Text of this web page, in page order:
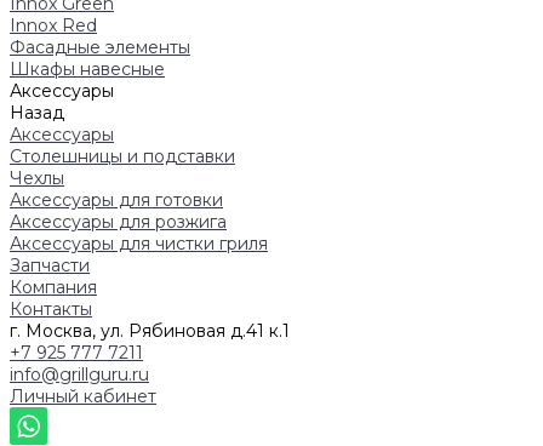
Innox Red
Фасадные элементы
Шкафы навесные
Аксессуары
Назад
Аксессуары
Столешницы и подставки
Чехлы
Аксессуары для готовки
Аксессуары для розжига
Аксессуары для чистки гриля
Запчасти
Компания
Контакты
г. Москва, ул. Рябиновая д.41 к.1
+7 925 777 7211
info@grillguru.ru
Личный кабинет